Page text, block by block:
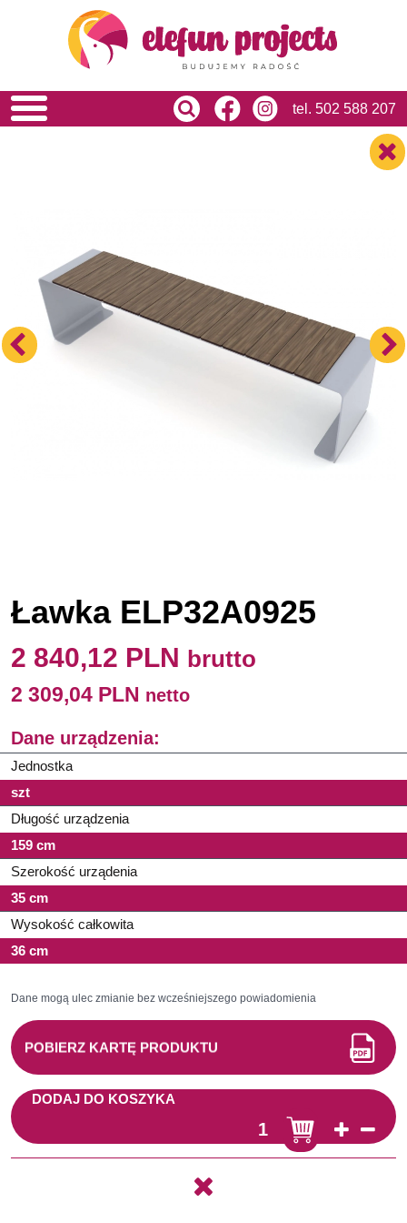
tel. 502 588 207
HOME
O NAS
USŁUGI
REALIZACJE
Ławka ELP32A0925
2 840,12 PLN brutto
2 309,04 PLN netto
Dane urządzenia:
Jednostka
szt
Długość urządzenia
159 cm
Szerokość urządenia
35 cm
Wysokość całkowita
36 cm
Dane mogą ulec zmianie bez wcześniejszego powiadomienia
POBIERZ KARTĘ PRODUKTU
DODAJ DO KOSZYKA